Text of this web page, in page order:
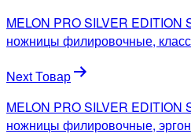
по
записям
MELON PRO SILVER EDITION
ножницы филировочные,
Next Товар
MELON PRO SILVER EDITION
ножницы филировочные,